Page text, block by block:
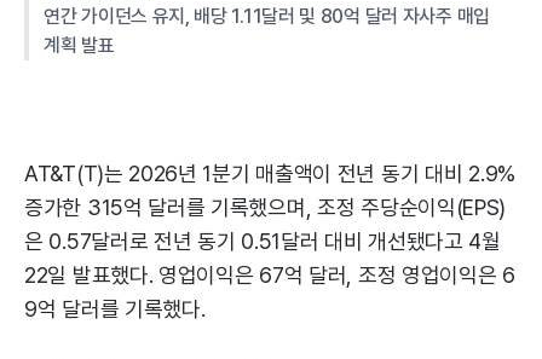
연간 가이던스 유지, 배당 1.11달러 및 80억 달러 자사주 매입
계획 발표
AT&T(T)는 2026년 1분기 매출액이 전년 동기 대비 2.9%
증가한 315억 달러를 기록했으며, 조정 주당순이익(EPS)
은 0.57달러로 전년 동기 0.51달러 대비 개선됐다고 4월
22일 발표했다. 영업이익은 67억 달러, 조정 영업이익은 6
9억 달러를 기록했다.